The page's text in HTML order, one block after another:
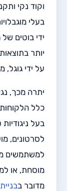
וקוד נקי
בעלי
ידי בוטים
יותר
על ידי
יתרה מכך,
כלל
בעל
לסרטונים,
למשתמשים
מוסחת, או
מדובר ב